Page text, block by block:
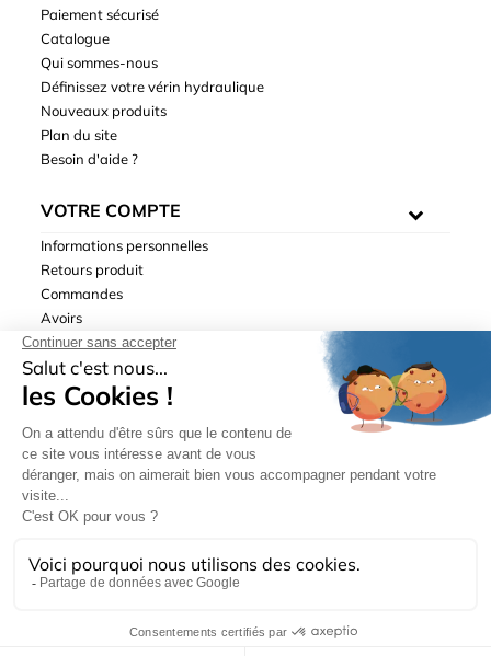
Paiement sécurisé
Catalogue
Qui sommes-nous
Définissez votre vérin hydraulique
Nouveaux produits
Plan du site
Besoin d'aide ?
VOTRE COMPTE
Informations personnelles
Retours produit
Commandes
Avoirs
Adresses
Bons de réduction
de ventes| © Hydrodis 2003-2026. Tous droits réservés